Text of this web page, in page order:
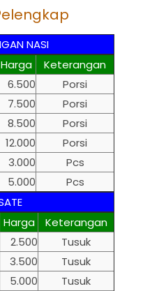
NASI
Harga
Keterangan
6.500
Porsi
7.500
Porsi
8.500
Porsi
12.000
Porsi
3.000
Pcs
5.000
Pcs
Harga
Keterangan
2.500
Tusuk
3.500
Tusuk
5.000
Tusuk